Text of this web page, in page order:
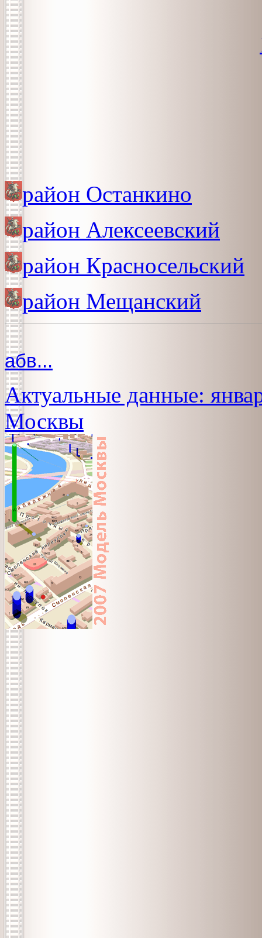
район Останкино
район Алексеевский
район Красносельский
район Мещанский
абв...
Актуальные данные:
Москвы